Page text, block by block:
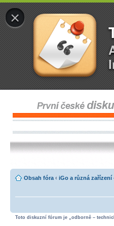
×
Obsah fóra ‹ iGo a různá
Toto diskuzní fórum je „odborně –